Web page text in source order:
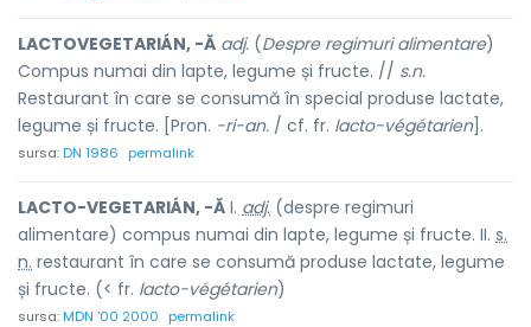
LACTOVEGETARIÁN, -Ă adj. (Despre regimuri alimentare)
Compus numai din lapte, legume și fructe. // s.n.
Restaurant în care se consumă în special produse lactate,
legume și fructe. [Pron. -ri-an. / cf. fr. lacto-végétarien].
sursa:DN 1986 permalink
LACTO-VEGETARIÁN, -Ă I. adj. (despre regimuri
alimentare) compus numai din lapte, legume și fructe. II. s.
n. restaurant în care se consumă produse lactate, legume
și fructe. (< fr. lacto-végétarien)
sursa:MDN '00 2000 permalink